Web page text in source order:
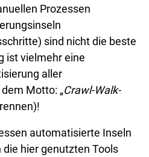
Prozessen
sind nicht die beste
ist vielmehr eine
aller
Motto: „Crawl-Walk-
automatisierte Inseln
hier genutzten Tools